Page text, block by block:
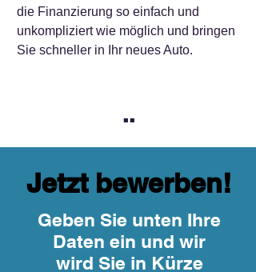
die Finanzierung so einfach und
unkompliziert wie möglich und bringen
Sie schneller in Ihr neues Auto.
..
Jetzt bewerben!
Geben Sie unten Ihre
Daten ein und wir
wird Sie in Kürze